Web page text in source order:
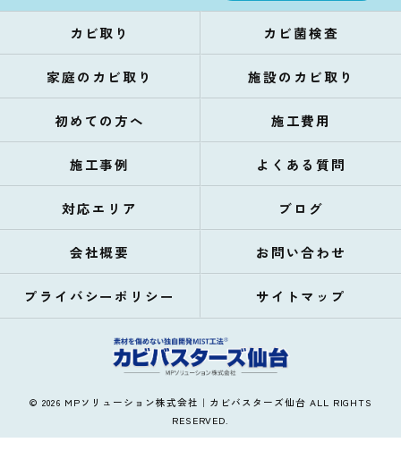
カビ取り カビ菌検査
家庭のカビ取り 施設のカビ取り
初めての方へ 施工費用
施工事例 よくある質問
対応エリア ブログ
会社概要 お問い合わせ
プライバシーポリシー サイトマップ
© 2026 MPソリューション株式会社｜カビバスターズ仙台 ALL RIGHTS
RESERVED.